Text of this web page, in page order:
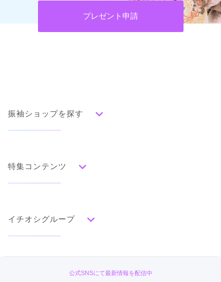
プレゼント申請
振袖ショップを探す
みんなの振袖ランキングトップ
色別ランキング
グレー
白
エレガント キュート クール
口コミから探す
特集コンテンツ
ママ振特集
個性的振袖コーディネート特集
成人式レポート
振袖ブランド特集
イチオシグループ
公式SNSにて最新情報を配信中